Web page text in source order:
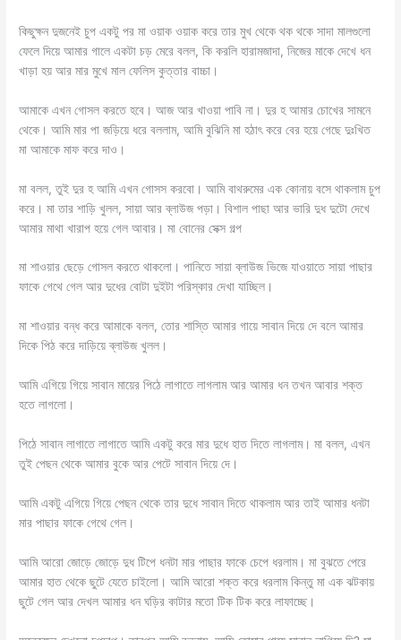
কিছুক্ষন দুজনেই চুপ একটু পর মা ওয়াক ওয়াক করে তার মুখ থেকে থক থকে সাদা মালগুলো
ফেলে দিয়ে আমার গালে একটা চড় মেরে বলল, কি করলি হারামজাদা, নিজের মাকে দেখে ধন
খাড়া হয় আর মার মুখে মাল ফেলিস কুত্তার বাচ্চা।
আমাকে এখন গোসল করতে হবে। আজ আর খাওয়া পাবি না। দুর হ আমার চোখের সামনে
থেকে। আমি মার পা জড়িয়ে ধরে বললাম, আমি বুঝিনি মা হঠাৎ করে বের হয়ে গেছে দুঃখিত
মা আমাকে মাফ করে দাও।
মা বলল, তুই দুর হ আমি এখন গোসস করবো। আমি বাথরুমের এক কোনায় বসে থাকলাম চুপ
করে। মা তার শাড়ি খুলল, সায়া আর ব্লাউজ পড়া। বিশাল পাছা আর ভারি দুধ দুটো দেখে
আমার মাথা খারাপ হয়ে গেল আবার। মা বোনের সেক্স গল্প
মা শাওয়ার ছেড়ে গোসল করতে থাকলো। পানিতে সায়া ব্লাউজ ভিজে যাওয়াতে সায়া পাছার
ফাকে গেথে গেল আর দুধের বোটা দুইটা পরিস্কার দেখা যাচ্ছিল।
মা শাওয়ার বন্ধ করে আমাকে বলল, তোর শাস্তি আমার গায়ে সাবান দিয়ে দে বলে আমার
দিকে পিঠ করে দাড়িয়ে ব্লাউজ খুলল।
আমি এগিয়ে গিয়ে সাবান মায়ের পিঠে লাগাতে লাগলাম আর আমার ধন তখন আবার শক্ত
হতে লাগলো।
পিঠে সাবান লাগাতে লাগাতে আমি একটু করে মার দুধে হাত দিতে লাগলাম। মা বলল, এখন
তুই পেছন থেকে আমার বুকে আর পেটে সাবান দিয়ে দে।
আমি একটু এগিয়ে গিয়ে পেছন থেকে তার দুধে সাবান দিতে থাকলাম আর তাই আমার ধনটা
মার পাছার ফাকে গেথে গেল।
আমি আরো জোড়ে জোড়ে দুধ টিপে ধনটা মার পাছার ফাকে চেপে ধরলাম। মা বুঝতে পেরে
আমার হাত থেকে ছুটে যেতে চাইলো। আমি আরো শক্ত করে ধরলাম কিন্তু মা এক ঝটকায়
ছুটে গেল আর দেখল আমার ধন ঘড়ির কাটার মতো টিক টিক করে লাফাচ্ছে।